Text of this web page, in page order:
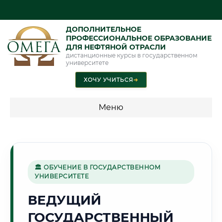
ДОПОЛНИТЕЛЬНОЕ
ПРОФЕССИОНАЛЬНОЕ ОБРАЗОВАНИЕ
ДЛЯ НЕФТЯНОЙ ОТРАСЛИ
дистанционные курсы в государственном
университете
ХОЧУ УЧИТЬСЯ➜
Меню
Г. СТЕРЛИТАМАК
🏛 ОБУЧЕНИЕ В ГОСУДАРСТВЕННОМ
УНИВЕРСИТЕТЕ
ВЕДУЩИЙ
ГОСУДАРСТВЕННЫЙ